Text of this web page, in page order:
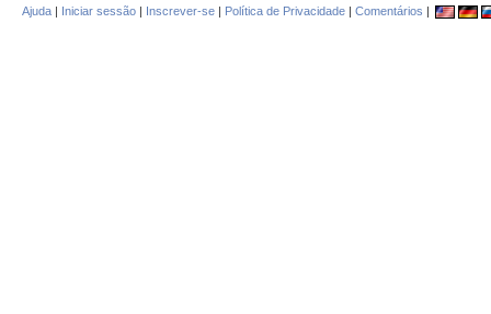
Ajuda | Iniciar sessão | Inscrever-se | Política de Privacidade | Comentários |